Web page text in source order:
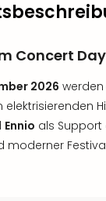
Concert
2026
elektrisierenden
Ennio als Support
moderner